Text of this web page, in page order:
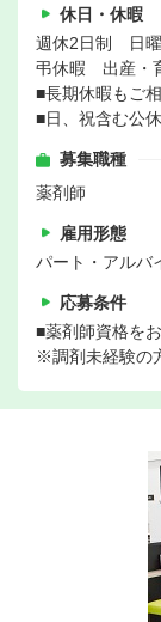
休日・休暇
週休2日制 日
弔休暇 出産・
■長期休暇もご
■日、祝含む公
募集職種
薬剤師
雇用形態
パート・アルバ
応募条件
■薬剤師資格を
※調剤未経験の